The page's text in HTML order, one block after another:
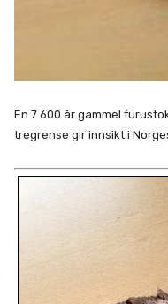
En 7 600 år gammel
tregrense gir innsikt i